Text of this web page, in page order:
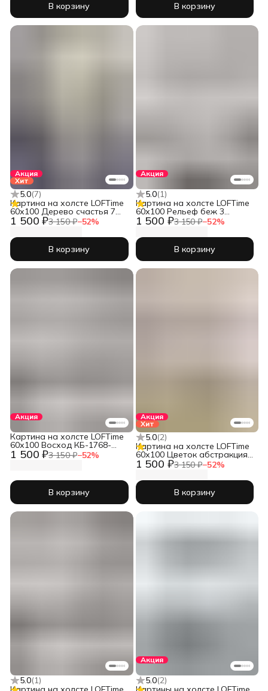
В корзину В корзину
Акция
Хит
5.0(7)
1 500 ₽3 150 ₽−52%
Картина на холсте LOFTime
60х100 Дерево счастья 7
КБ-1471-60100
В корзину
Акция
5.0(1)
1 500 ₽3 150 ₽−52%
Картина на холсте LOFTime
60х100 Рельеф беж 3
КБ-1719-60100
В корзину
Акция
1 500 ₽3 150 ₽−52%
Картина на холсте LOFTime
60х100 Восход КБ-1768-
60100
В корзину
Акция
Хит
5.0(2)
1 500 ₽3 150 ₽−52%
Картина на холсте LOFTime
60х100 Цветок абстракция
бел зол КБ-1730-60100
В корзину
5.0(1)
Акция
5.0(2)